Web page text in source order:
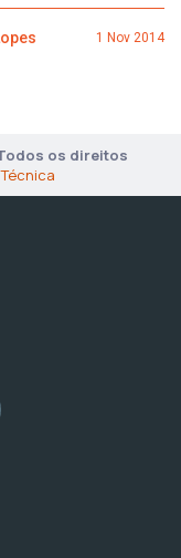
1 Nov 2014
os direitos